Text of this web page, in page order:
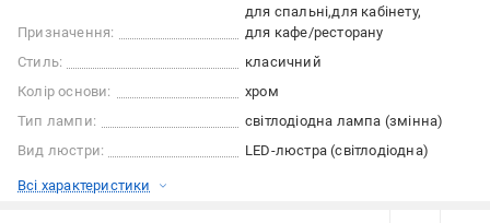
Призначення:
для спальні для кабінету
для кафе/ресторану
Стиль:
класичний
Колір основи:
хром
Тип лампи:
світлодіодна лампа (змінна)
Вид люстри:
LED-люстра (світлодіодна)
Всі характеристики